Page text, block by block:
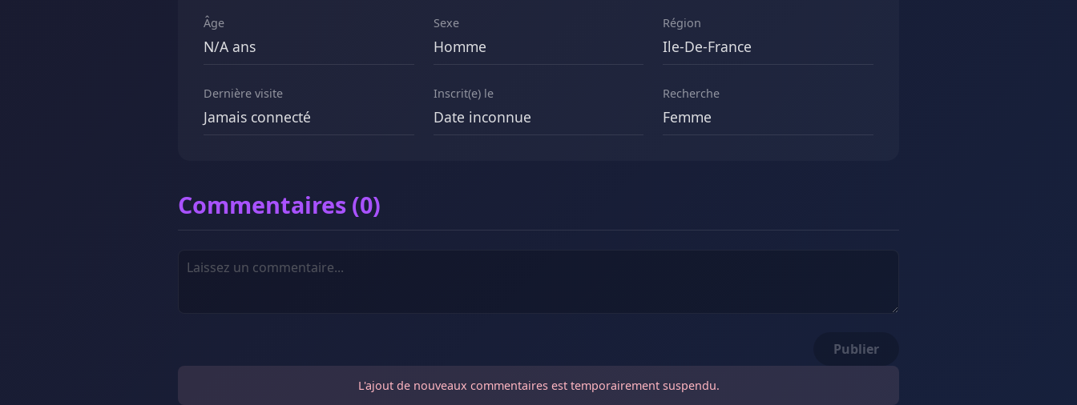
Âge
N/A ans
Sexe
Homme
Région
Ile-De-France
Dernière visite
Jamais connecté
Inscrit(e) le
Date inconnue
Recherche
Femme
Commentaires (0)
Publier
L'ajout de nouveaux commentaires est temporairement suspendu.